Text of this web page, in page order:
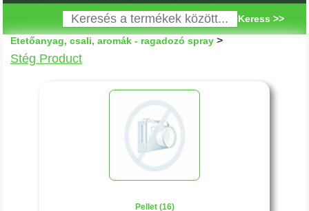
Keress >>
Etetőanyag, csali, aromák - ragadozó spray >
Stég Product
Pellet (16)